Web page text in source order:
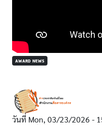
AWARD NEWS
วันที่ Mon, 03/23/2026 -